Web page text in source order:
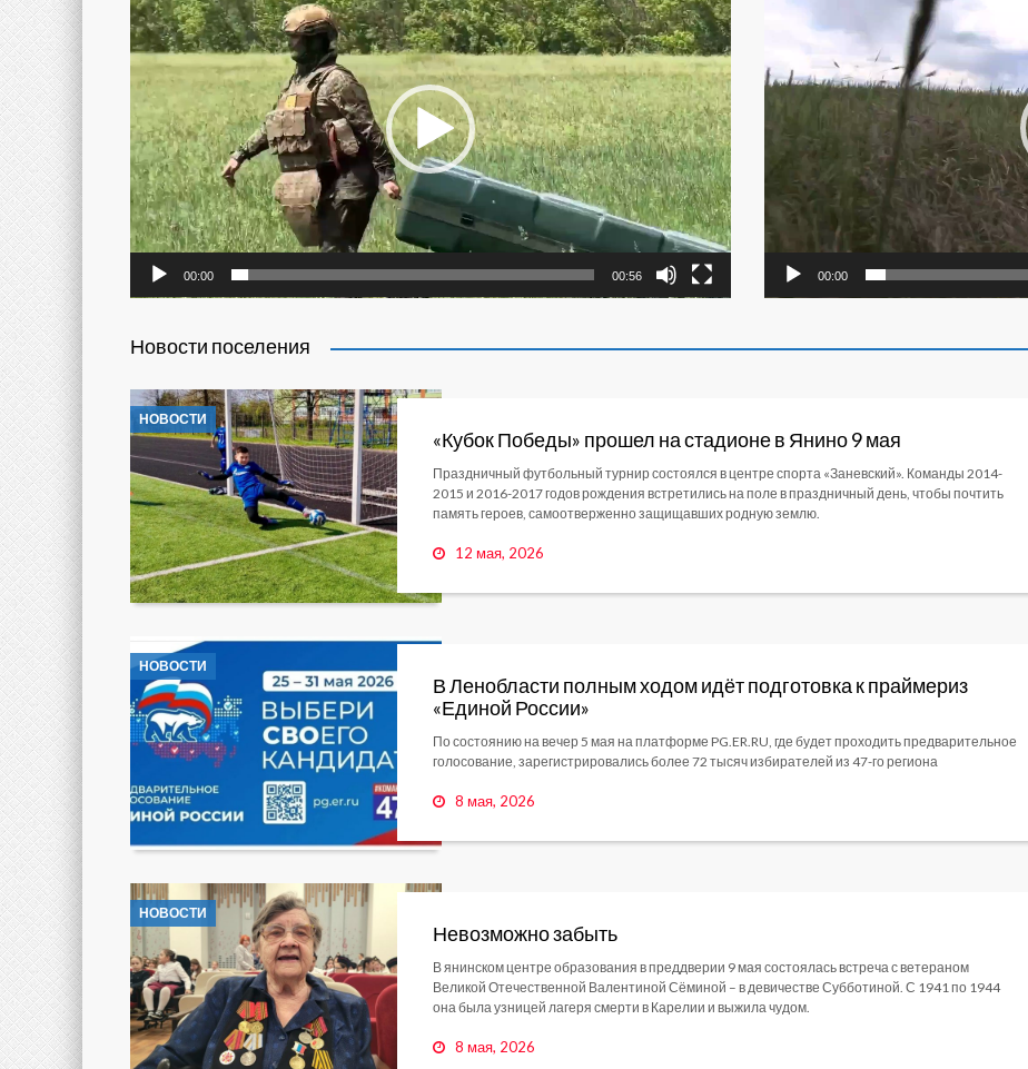
00:00 00:56 00:00
Новости поселения
НОВОСТИ
«Кубок Победы» прошел на стадионе в Янино 9 мая
Праздничный футбольный турнир состоялся в центре спорта «Заневский». Команды 2014-
2015 и 2016-2017 годов рождения встретились на поле в праздничный день, чтобы почтить
память героев, самоотверженно защищавших родную землю.
12 мая, 2026
НОВОСТИ
В Ленобласти полным ходом идёт подготовка к праймериз
«Единой России»
По состоянию на вечер 5 мая на платформе PG.ER.RU, где будет проходить предварительное
голосование, зарегистрировались более 72 тысяч избирателей из 47-го региона
8 мая, 2026
НОВОСТИ
Невозможно забыть
В янинском центре образования в преддверии 9 мая состоялась встреча с ветераном
Великой Отечественной Валентиной Сёминой – в девичестве Субботиной. С 1941 по 1944
она была узницей лагеря смерти в Карелии и выжила чудом.
8 мая, 2026